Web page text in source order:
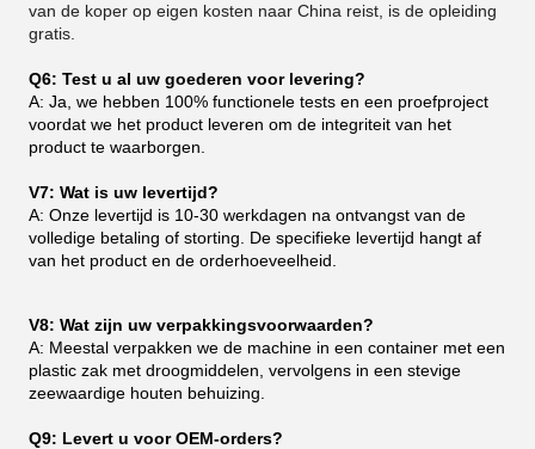
van de koper op eigen kosten naar China reist, is de opleiding
gratis.
Q6: Test u al uw goederen voor levering?
A: Ja, we hebben 100% functionele tests en een proefproject
voordat we het product leveren om de integriteit van het
product te waarborgen.
V7: Wat is uw levertijd?
A: Onze levertijd is 10-30 werkdagen na ontvangst van de
volledige betaling of storting. De specifieke levertijd hangt af
van het product en de orderhoeveelheid.
V8: Wat zijn uw verpakkingsvoorwaarden?
A: Meestal verpakken we de machine in een container met een
plastic zak met droogmiddelen, vervolgens in een stevige
zeewaardige houten behuizing.
Q9: Levert u voor OEM-orders?